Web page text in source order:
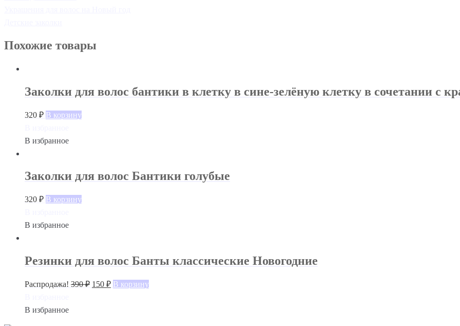
Похожие товары
Заколки для волос бантики в клетку в сине-зелёную клетку в сочетании с
320 ₽ В корзину
В избранное
Заколки для волос Бантики голубые
320 ₽ В корзину
В избранное
Резинки для волос Банты классические Новогодние
Распродажа! 390₽ 150 ₽ В корзину
В избранное